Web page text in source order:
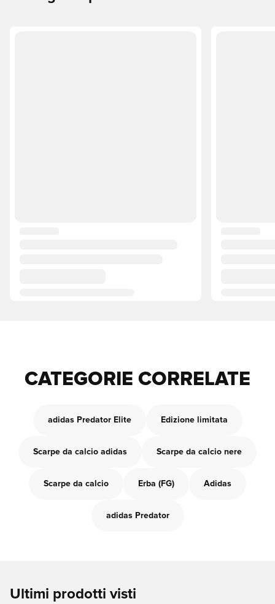
CATEGORIE CORRELATE
adidas Predator Elite Edizione limitata
Scarpe da calcio adidas Scarpe da calcio nere
Scarpe da calcio Erba (FG) Adidas
adidas Predator
Ultimi prodotti visti